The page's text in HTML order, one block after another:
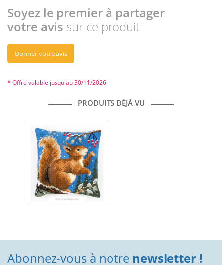
Soyez le premier à partager
votre avis sur ce produit
Donner votre avis
* Offre valable jusqu'au 30/11/2026
PRODUITS DÉJÀ VU
Abonnez-vous à notre newsletter !